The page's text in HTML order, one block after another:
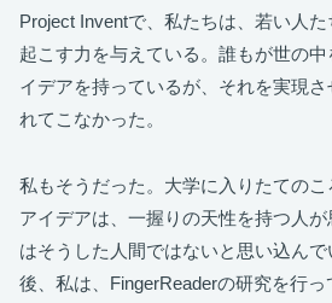
Project Inventで、私たちは、若い人
起こす力を与えている。誰もが世の
イデアを持っているが、それを実現
れてこなかった。
私もそうだった。大学に入りたての
アイデアは、一握りの天性を持つ人
はそうした人間ではないと思い込ん
後、私は、FingerReaderの研究を行